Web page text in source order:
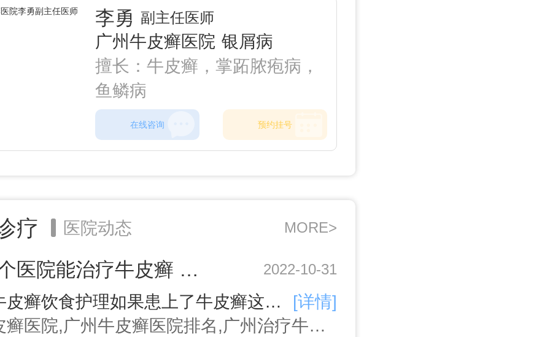
李勇 副主任医师
广州牛皮癣医院 银屑病
擅长：牛皮癣，掌跖脓疱病，
鱼鳞病
在线咨询 预约挂号
疗 医院动态 MORE>
广州哪个医院能治疗牛皮癣 利于治疗牛皮癣的三种食疗方 2022-10-31
节段型牛皮癣饮食护理如果患上了牛皮癣这种疾病，做详细的检查，病情的类型，如果是节段型牛皮癣的话，可以通过饮食结构调整来达到调理的目的，下面告诉你正确吃法。1、牛皮癣，一种非常的顽固性皮肤顽疾，患上之后对于的身心都有很大的危害，很多患上之后都会时
[详情]
广州牛皮癣医院,广州牛皮癣医院排名,广州治疗牛皮癣医院哪家好,广州牛皮癣专科医院,广州牛皮癣医院哪家好,广州哪里治疗牛皮癣专业